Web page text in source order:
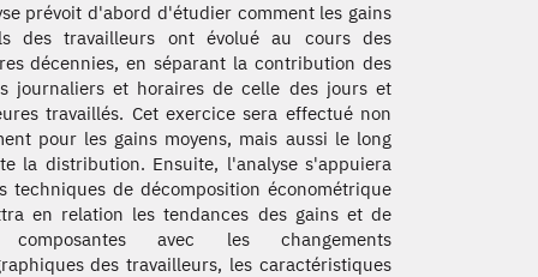
prévoit d'abord d'étudier comment les gains
des travailleurs ont évolué au cours des
décennies, en séparant la contribution des
journaliers et horaires de celle des jours et
travaillés. Cet exercice sera effectué non
pour les gains moyens, mais aussi le long
la distribution. Ensuite, l'analyse s'appuiera
techniques de décomposition économétrique
en relation les tendances des gains et de
composantes avec les changements
des travailleurs, les caractéristiques